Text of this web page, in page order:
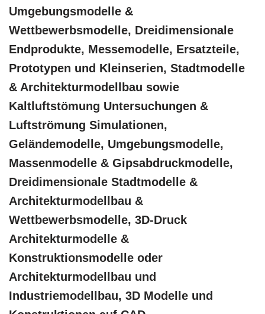
Umgebungsmodelle &
Wettbewerbsmodelle, Dreidimensionale
Endprodukte, Messemodelle, Ersatzteile,
Prototypen und Kleinserien, Stadtmodelle
& Architekturmodellbau sowie
Kaltluftstömung Untersuchungen &
Luftströmung Simulationen,
Geländemodelle, Umgebungsmodelle,
Massenmodelle & Gipsabdruckmodelle,
Dreidimensionale Stadtmodelle &
Architekturmodellbau &
Wettbewerbsmodelle, 3D-Druck
Architekturmodelle &
Konstruktionsmodelle oder
Architekturmodellbau und
Industriemodellbau, 3D Modelle und